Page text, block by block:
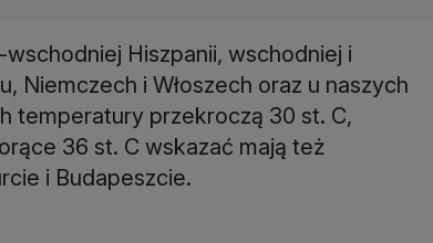
Hiszpanii, wschodniej i
Niemczech i Włoszech oraz u naszych
temperatury przekroczą 30 st. C,
36 st. C wskazać mają też
i Budapeszcie.